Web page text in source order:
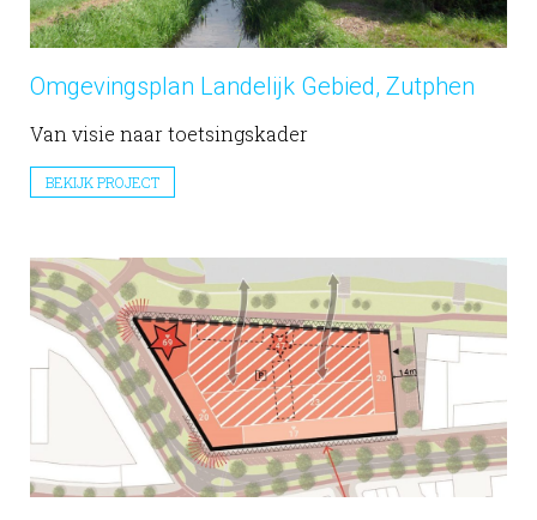
Omgevingsplan Landelijk Gebied, Zutphen
Van visie naar toetsingskader
BEKIJK PROJECT